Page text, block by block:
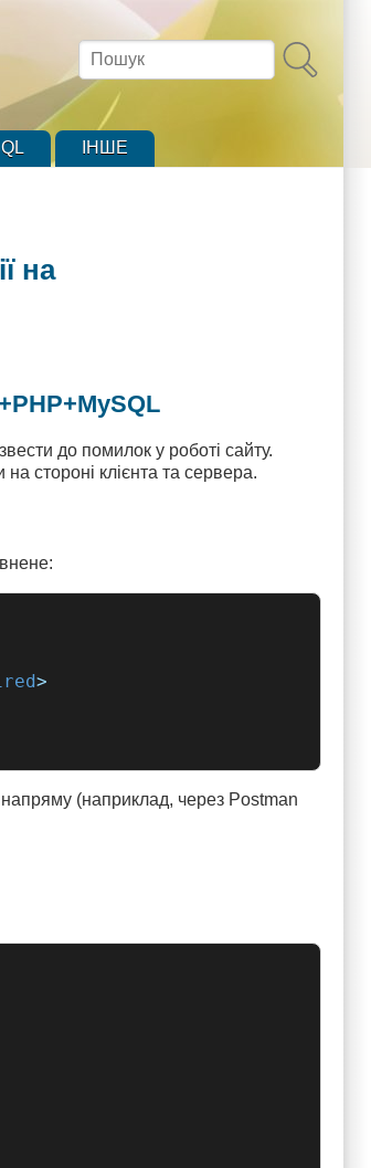
Пошук
ІНШЕ
на
до помилок у роботі сайту.
стороні клієнта та сервера.
>
(наприклад, через Postman